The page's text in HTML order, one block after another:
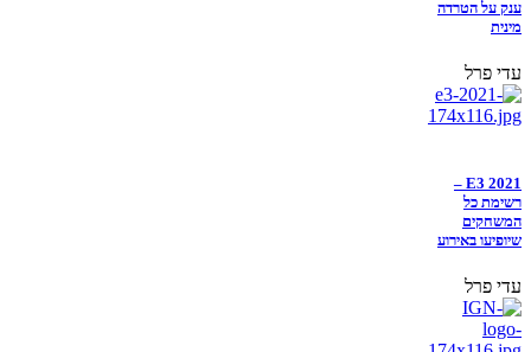
ענק על הטרדה
מינית
עדי פרל
E3 2021 –
רשימת כל
המשחקים
שיופיעו באירוע
עדי פרל